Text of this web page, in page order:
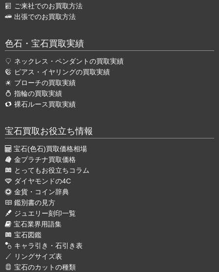
ご来社でのお買取方法
出張でのお買取方法
色石・宝石買取実績
ネックレス・ペンダントの買取実績
ピアス・イヤリングの買取実績
ブローチの買取実績
指輪の買取実績
裸石ルース買取実績
宝石買取お役立ち情報
宝石(色石)買取価格相場
金プラチナ買取価格
とってもお役立ちコラム
ダイヤモンドの4C
金貨・コイン辞典
鑑別書の見方
ジュエリー刻印一覧
宝石業界用語集
宝石図鑑
キャラ引き・石引き表
リングサイズ表
宝石のカットの種類